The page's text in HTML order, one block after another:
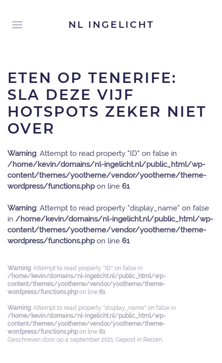
NL INGELICHT
ETEN OP TENERIFE:
SLA DEZE VIJF
HOTSPOTS ZEKER NIET
OVER
Warning: Attempt to read property "ID" on false in
/home/kevin/domains/nl-ingelicht.nl/public_html/wp-
content/themes/yootheme/vendor/yootheme/theme-
wordpress/functions.phpon line 61
Warning: Attempt to read property "display_name" on false
in /home/kevin/domains/nl-ingelicht.nl/public_html/wp-
content/themes/yootheme/vendor/yootheme/theme-
wordpress/functions.phpon line 61
Warning: Attempt to read property "ID" on false in
/home/kevin/domains/nl-ingelicht.nl/public_html/wp-
content/themes/yootheme/vendor/yootheme/theme-
wordpress/functions.phpon line 61
Warning: Attempt to read property "display_name" on false in
/home/kevin/domains/nl-ingelicht.nl/public_html/wp-
content/themes/yootheme/vendor/yootheme/theme-
wordpress/functions.phpon line 61
Geschreven door op 4 september 2021. Gepost in Reizen.